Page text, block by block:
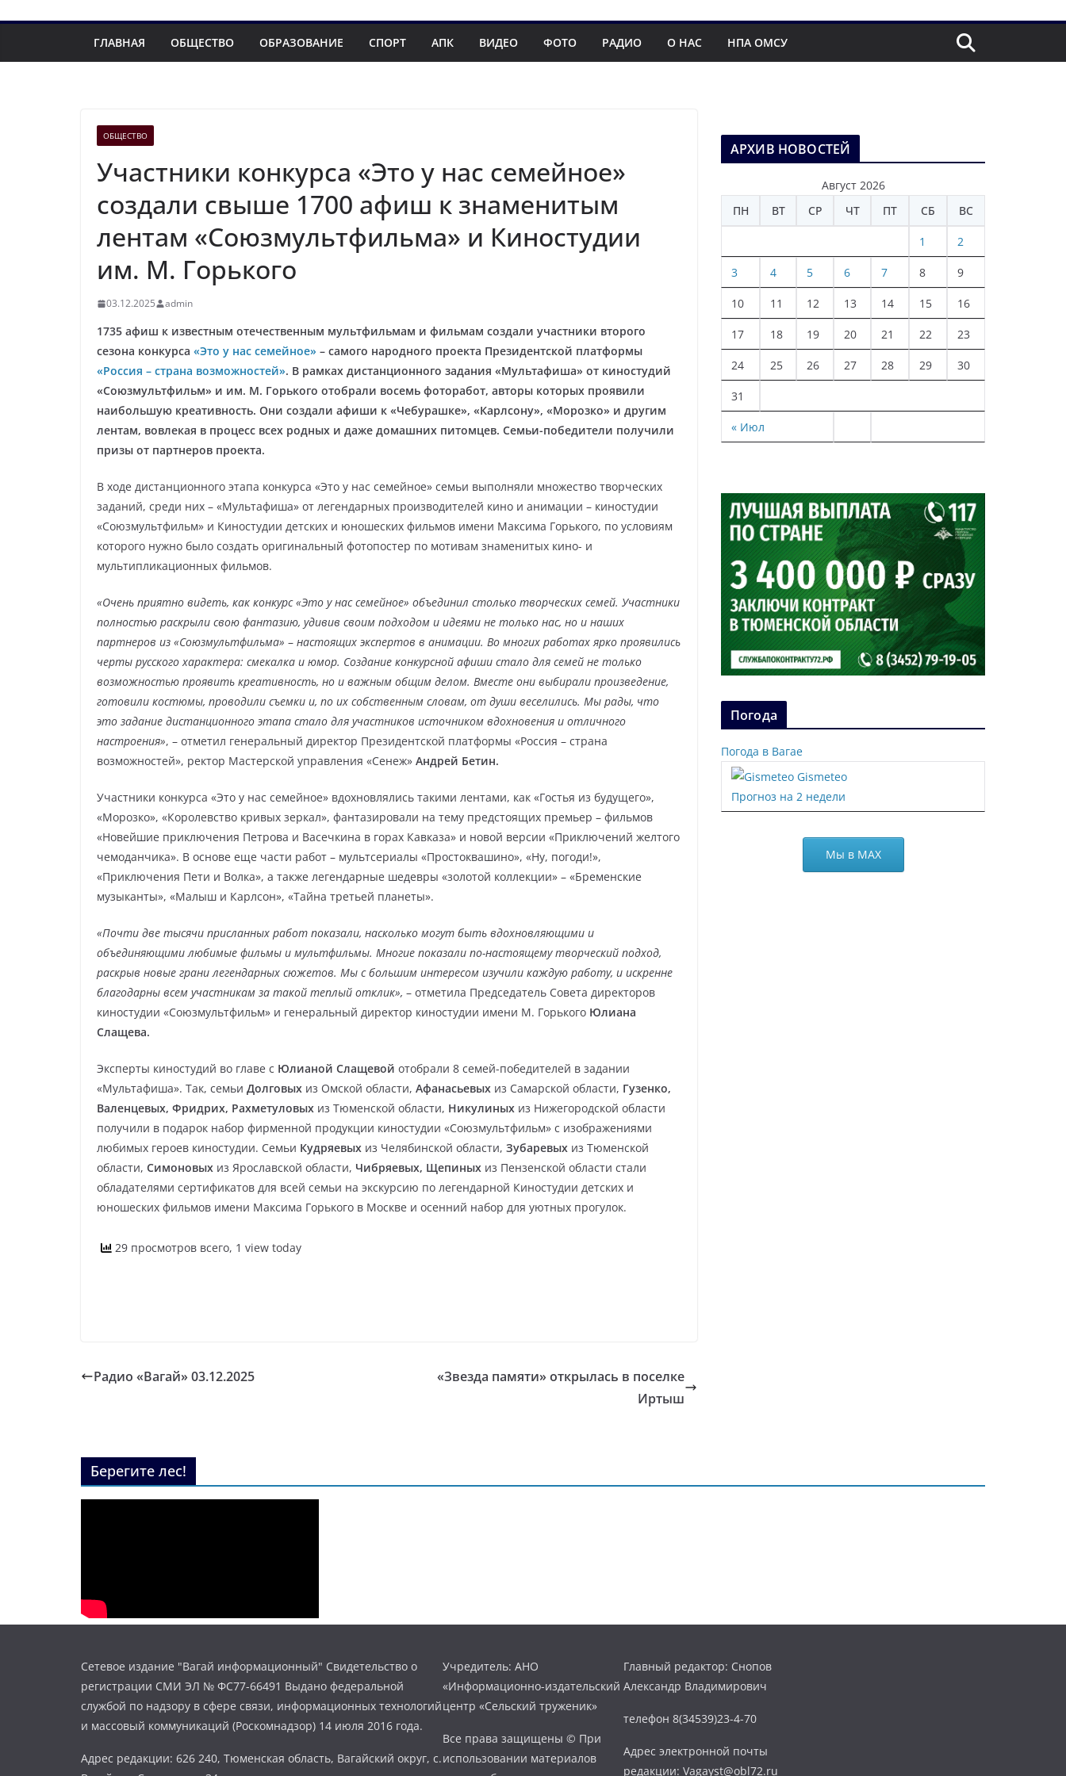
ГЛАВНАЯ ОБЩЕСТВО ОБРАЗОВАНИЕ СПОРТ АПК ВИДЕО ФОТО РАДИО О НАС НПА ОМСУ
ОБЩЕСТВО
Участники конкурса «Это у нас семейное»
создали свыше 1700 афиш к знаменитым
лентам «Союзмультфильма» и Киностудии
им. М. Горького
03.12.2025 admin
1735 афиш к известным отечественным мультфильмам и фильмам создали участники второго
сезона конкурса «Это у нас семейное» – самого народного проекта Президентской платформы
«Россия – страна возможностей». В рамках дистанционного задания «Мультафиша» от киностудий
«Союзмультфильм» и им. М. Горького отобрали восемь фоторабот, авторы которых проявили
наибольшую креативность. Они создали афиши к «Чебурашке», «Карлсону», «Морозко» и другим
лентам, вовлекая в процесс всех родных и даже домашних питомцев. Семьи-победители получили
призы от партнеров проекта.
В ходе дистанционного этапа конкурса «Это у нас семейное» семьи выполняли множество творческих
заданий, среди них – «Мультафиша» от легендарных производителей кино и анимации – киностудии
«Союзмультфильм» и Киностудии детских и юношеских фильмов имени Максима Горького, по условиям
которого нужно было создать оригинальный фотопостер по мотивам знаменитых кино- и
мультипликационных фильмов.
«Очень приятно видеть, как конкурс «Это у нас семейное» объединил столько творческих семей. Участники
полностью раскрыли свою фантазию, удивив своим подходом и идеями не только нас, но и наших
партнеров из «Союзмультфильма» – настоящих экспертов в анимации. Во многих работах ярко проявились
черты русского характера: смекалка и юмор. Создание конкурсной афиши стало для семей не только
возможностью проявить креативность, но и важным общим делом. Вместе они выбирали произведение,
готовили костюмы, проводили съемки и, по их собственным словам, от души веселились. Мы рады, что
это задание дистанционного этапа стало для участников источником вдохновения и отличного
настроения», – отметил генеральный директор Президентской платформы «Россия – страна
возможностей», ректор Мастерской управления «Сенеж» Андрей Бетин.
Участники конкурса «Это у нас семейное» вдохновлялись такими лентами, как «Гостья из будущего»,
«Морозко», «Королевство кривых зеркал», фантазировали на тему предстоящих премьер – фильмов
«Новейшие приключения Петрова и Васечкина в горах Кавказа» и новой версии «Приключений желтого
чемоданчика». В основе еще части работ – мультсериалы «Простоквашино», «Ну, погоди!»,
«Приключения Пети и Волка», а также легендарные шедевры «золотой коллекции» – «Бременские
музыканты», «Малыш и Карлсон», «Тайна третьей планеты».
«Почти две тысячи присланных работ показали, насколько могут быть вдохновляющими и
объединяющими любимые фильмы и мультфильмы. Многие показали по-настоящему творческий подход,
раскрыв новые грани легендарных сюжетов. Мы с большим интересом изучили каждую работу, и искренне
благодарны всем участникам за такой теплый отклик», – отметила Председатель Совета директоров
киностудии «Союзмультфильм» и генеральный директор киностудии имени М. Горького Юлиана
Слащева.
Эксперты киностудий во главе с Юлианой Слащевой отобрали 8 семей-победителей в задании
«Мультафиша». Так, семьи Долговых из Омской области, Афанасьевых из Самарской области, Гузенко,
Валенцевых, Фридрих, Рахметуловых из Тюменской области, Никулиных из Нижегородской области
получили в подарок набор фирменной продукции киностудии «Союзмультфильм» с изображениями
любимых героев киностудии. Семьи Кудряевых из Челябинской области, Зубаревых из Тюменской
области, Симоновых из Ярославской области, Чибряевых, Щепиных из Пензенской области стали
обладателями сертификатов для всей семьи на экскурсию по легендарной Киностудии детских и
юношеских фильмов имени Максима Горького в Москве и осенний набор для уютных прогулок.
29 просмотров всего, 1 view today
Радио «Вагай» 03.12.2025
«Звезда памяти» открылась в поселке
Иртыш
АРХИВ НОВОСТЕЙ
Август 2026
ПН
ВТ СР ЧТ ПТ СБ ВС
« Июл
1 2
3 4 5 6 7 8 9
10 11 12 13 14 15 16
17 18 19 20 21 22 23
24 25 26 27 28 29 30
31
Погода
Погода в Вагае
Gismeteo
Прогноз на 2 недели
Мы в МАХ
Берегите лес!
Сетевое издание "Вагай информационный" Свидетельство о
регистрации СМИ ЭЛ № ФС77-66491 Выдано федеральной
службой по надзору в сфере связи, информационных технологий
и массовый коммуникаций (Роскомнадзор) 14 июля 2016 года.
Адрес редакции: 626 240, Тюменская область, Вагайский округ, с.
Учредитель: АНО
«Информационно-издательский
центр «Сельский труженик»
Все права защищены © При
использовании материалов
Главный редактор: Снопов
Александр Владимирович
телефон 8(34539)23-4-70
Адрес электронной почты
редакции: Vagayst@obl72.ru